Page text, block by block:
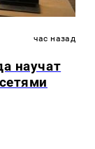
час назад
научат